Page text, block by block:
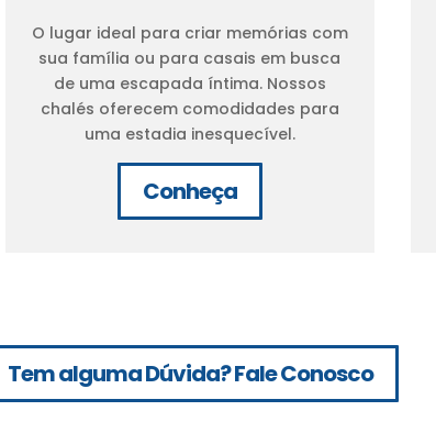
O lugar ideal para criar memórias com
sua família ou para casais em busca
de uma escapada íntima. Nossos
chalés oferecem comodidades para
uma estadia inesquecível.
Conheça
Tem alguma Dúvida? Fale Conosco